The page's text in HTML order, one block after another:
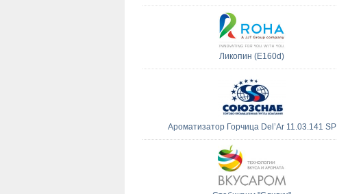
Ликопин (E160d)
Ароматизатор Горчица Del’Ar 11.03.141 SP